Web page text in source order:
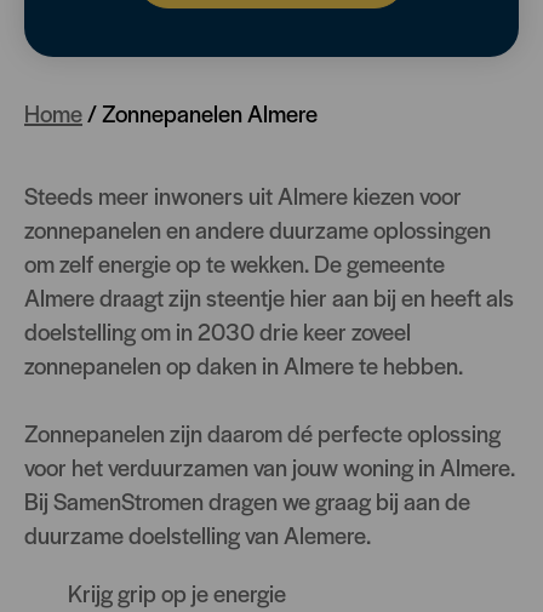
Home/Zonnepanelen Almere
Steeds meer inwoners uit Almere kiezen voor
zonnepanelen en andere duurzame oplossingen
om zelf energie op te wekken. De gemeente
Almere draagt zijn steentje hier aan bij en heeft als
doelstelling om in 2030 drie keer zoveel
zonnepanelen op daken in Almere te hebben.
Zonnepanelen zijn daarom dé perfecte oplossing
voor het verduurzamen van jouw woning in Almere.
Bij SamenStromen dragen we graag bij aan de
duurzame doelstelling van Alemere.
Krijg grip op je energie